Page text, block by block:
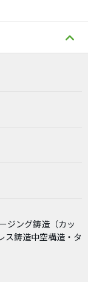
ジング鋳造（カッ
ス鋳造中空構造・タ